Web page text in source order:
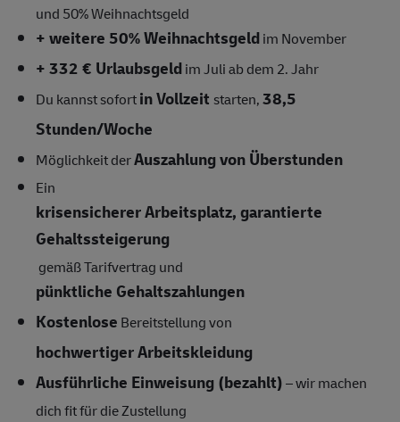
und 50% Weihnachtsgeld
+ weitere 50% Weihnachtsgeldim November
+ 332 € Urlaubsgeldim Juli ab dem 2. Jahr
Du kannst sofortin Vollzeit starten,38,5
Stunden/Woche
Möglichkeit derAuszahlung von Überstunden
Ein
krisensicherer Arbeitsplatz, garantierte
Gehaltssteigerung
gemäß Tarifvertrag und
pünktliche Gehaltszahlungen
Kostenlose Bereitstellung von
hochwertiger Arbeitskleidung
Ausführliche Einweisung (bezahlt)– wir machen
dich fit für die Zustellung